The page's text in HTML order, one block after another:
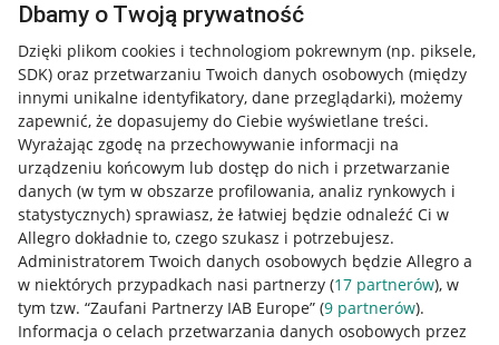
Dbamy o Twoją prywatność
Dzięki plikom cookies i technologiom pokrewnym (np. piksele,
SDK) oraz przetwarzaniu Twoich danych osobowych (między
innymi unikalne identyfikatory, dane przeglądarki), możemy
zapewnić, że dopasujemy do Ciebie wyświetlane treści.
Wyrażając zgodę na przechowywanie informacji na
urządzeniu końcowym lub dostęp do nich i przetwarzanie
danych (w tym w obszarze profilowania, analiz rynkowych i
statystycznych) sprawiasz, że łatwiej będzie odnaleźć Ci w
Allegro dokładnie to, czego szukasz i potrzebujesz.
Administratorem Twoich danych osobowych będzie Allegro a
w niektórych przypadkach nasi partnerzy (17 partnerów), w
tym tzw. “Zaufani Partnerzy IAB Europe” (9 partnerów).
Informacja o celach przetwarzania danych osobowych przez
Nawigacja
Przydatne informacje